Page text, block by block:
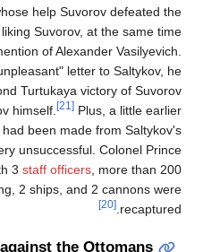
help Suvorov defeated the
liking Suvorov, at the same time
of Alexander Vasilyevich.
letter to Saltykov, he
Turtukaya victory of Suvorov
himself.
[21] Plus, a little earlier
been made from Saltykov's
unsuccessful. Colonel Prince
3 staff officers , more than 200
2 ships, and 2 cannons were
recaptured.
[20]
the Ottomans